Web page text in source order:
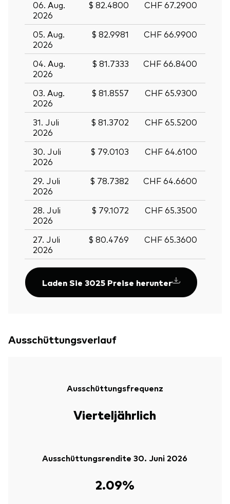
06. Aug.
2026
$ 82.4800 CHF 67.2900
05. Aug.
2026
$ 82.9981 CHF 66.9900
04. Aug.
2026
$ 81.7333 CHF 66.8400
03. Aug.
2026
$ 81.8557 CHF 65.9300
31. Juli
2026
$ 81.3702 CHF 65.5200
30. Juli
2026
$ 79.0103 CHF 64.6100
29. Juli
2026
$ 78.7382 CHF 64.6600
28. Juli
2026
$ 79.1072 CHF 65.3500
27. Juli
2026
$ 80.4769 CHF 65.3600
Laden Sie 3025 Preise herunter
Ausschüttungsverlauf
Ausschüttungsfrequenz
Vierteljährlich
Ausschüttungsrendite 30. Juni 2026
2.09%